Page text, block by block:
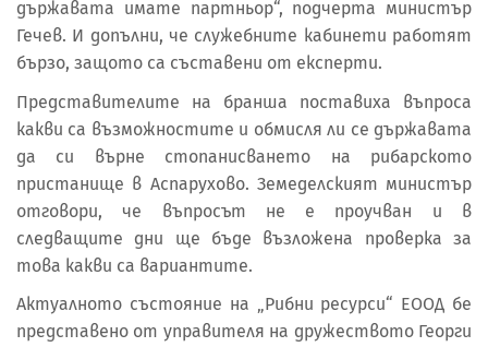
държавата имате партньор“, подчерта министър
Гечев. И допълни, че служебните кабинети работят
бързо, защото са съставени от експерти.
Представителите на бранша поставиха въпроса
какви са възможностите и обмисля ли се държавата
да си върне стопанисването на рибарското
пристанище в Аспарухово. Земеделският министър
отговори, че въпросът не е проучван и в
следващите дни ще бъде възложена проверка за
това какви са вариантите.
Актуалното състояние на „Рибни ресурси“ ЕООД бе
представено от управителя на дружеството Георги